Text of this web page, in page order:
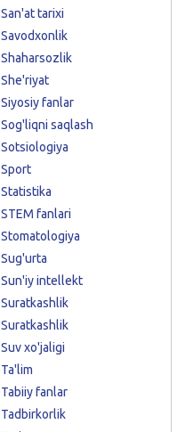
San'at tarixi
Savodxonlik
Shaharsozlik
She'riyat
Siyosiy fanlar
Sog'liqni saqlash
Sotsiologiya
Sport
Statistika
STEM fanlari
Stomatologiya
Sug'urta
Sun'iy intellekt
Suratkashlik
Suratkashlik
Suv xo'jaligi
Ta'lim
Tabiiy fanlar
Tadbirkorlik